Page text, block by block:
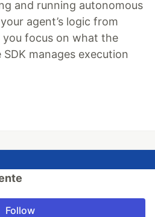
and running autonomous
agent’s logic from
focus on what the
manages execution
Follow